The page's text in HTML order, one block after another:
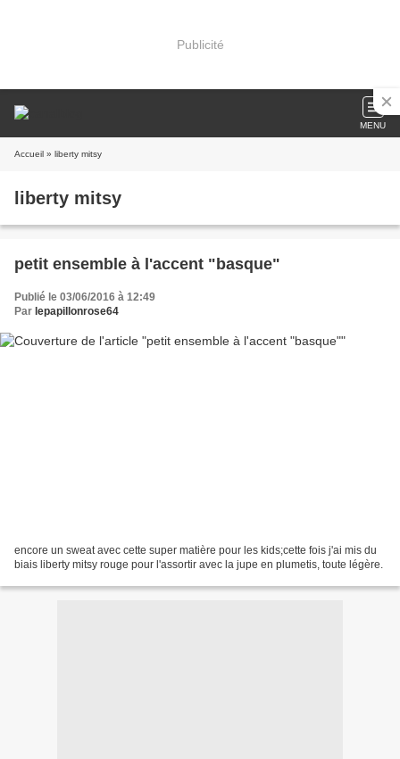
Publicité
MENU
Accueil » liberty mitsy
liberty mitsy
petit ensemble à l'accent "basque"
Publié le 03/06/2016 à 12:49
Par lepapillonrose64
encore un sweat avec cette super matière pour les kids;cette fois j'ai mis du
biais liberty mitsy rouge pour l'assortir avec la jupe en plumetis, toute légère.